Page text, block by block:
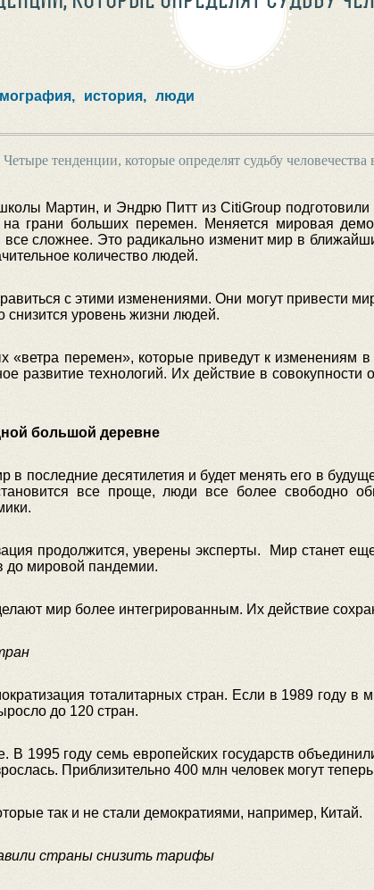
история, люди
Четыре тенденции, которые определят судьбу
Мартин, и Эндрю Питт из CitiGroup подготовили
грани больших перемен. Меняется мировая
все сложнее. Это радикально изменит мир в
количество людей.
с этими изменениями. Они могут привести
снизится уровень жизни людей.
«ветра перемен», которые приведут к изменениям
развитие технологий. Их действие в
большой деревне
в последние десятилетия и будет менять его в
все проще, люди все более свободно
продолжится, уверены эксперты. Мир станет
до мировой пандемии.
мир более интегрированным. Их действие
тоталитарных стран. Если в 1989 году
до 120 стран.
В 1995 году семь европейских государств
Приблизительно 400 млн человек могут
так и не стали демократиями, например, Китай.
страны снизить тарифы